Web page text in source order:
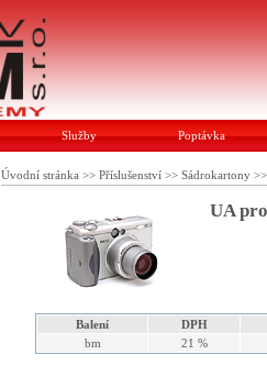
Služby Poptávka
Úvodní stránka >> Příslušenství>> Sádrokartony>>
UA
Balení DPH
bm
21 %